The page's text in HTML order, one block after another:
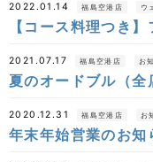
2022.01.14 福島空港店 ウ
【コース料理つき
2021.07.17 福島空港店 お
夏のオードブル（全
2020.12.31 福島空港店 お
年末年始営業のお知